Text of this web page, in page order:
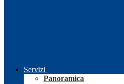
Servizi
Panoramica